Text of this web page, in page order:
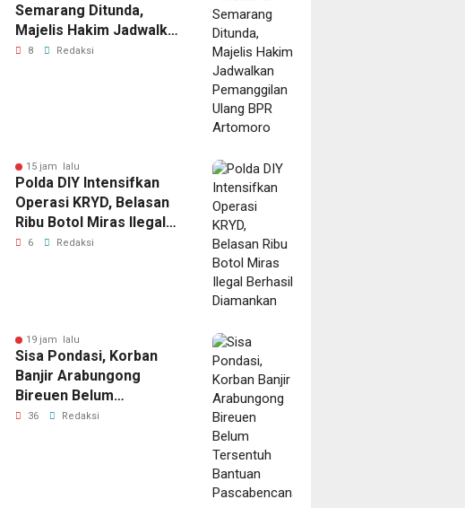
Semarang Ditunda,
Majelis Hakim Jadwalkan
Pemanggilan Ulang BPR
8 Redaksi
15 jam lalu
Polda DIY Intensifkan
Operasi KRYD, Belasan
Ribu Botol Miras Ilegal
Berhasil Diamankan
6 Redaksi
19 jam lalu
Sisa Pondasi, Korban
Banjir Arabungong
Bireuen Belum
Tersentuh Bantuan
36 Redaksi